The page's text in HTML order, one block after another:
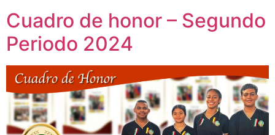
Cuadro de honor – Segundo
Periodo 2024